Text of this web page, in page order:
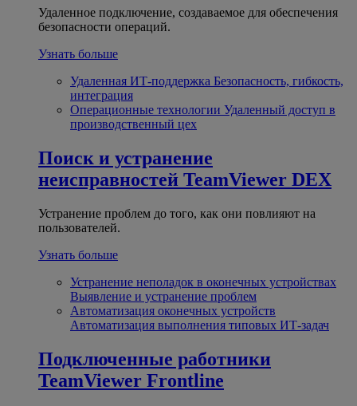
Удаленное подключение, создаваемое для обеспечения
безопасности операций.
Узнать больше
Удаленная ИТ-поддержка Безопасность, гибкость,
интеграция
Операционные технологии Удаленный доступ в
производственный цех
Поиск и устранение
неисправностей TeamViewer DEX
Устранение проблем до того, как они повлияют на
пользователей.
Узнать больше
Устранение неполадок в оконечных устройствах
Выявление и устранение проблем
Автоматизация оконечных устройств
Автоматизация выполнения типовых ИТ-задач
Подключенные работники
TeamViewer Frontline